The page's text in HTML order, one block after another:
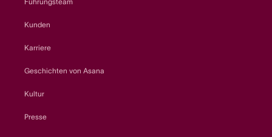
Kunden
Karriere
Geschichten von Asana
Kultur
Presse